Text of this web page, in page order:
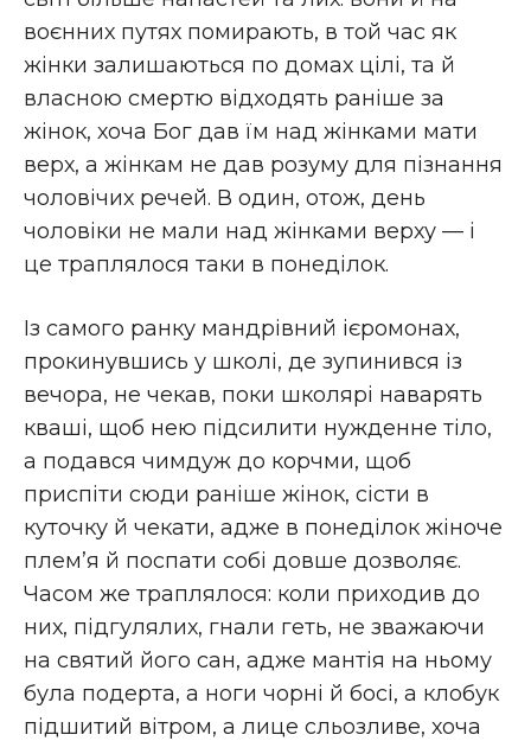
воєнних путях помирають, в той час як
жінки залишаються по домах цілі, та й
власною смертю відходять раніше за
жінок, хоча Бог дав їм над жінками мати
верх, а жінкам не дав розуму для пізнання
чоловічих речей. В один, отож, день
чоловіки не мали над жінками верху — і
це траплялося таки в понеділок.
Із самого ранку мандрівний ієромонах,
прокинувшись у школі, де зупинився із
вечора, не чекав, поки школярі наварять
кваші, щоб нею підсилити нужденне тіло,
а подався чимдуж до корчми, щоб
приспіти сюди раніше жінок, сісти в
куточку й чекати, адже в понеділок жіноче
плем’я й поспати собі довше дозволяє.
Часом же траплялося: коли приходив до
них, підгулялих, гнали геть, не зважаючи
на святий його сан, адже мантія на ньому
була подерта, а ноги чорні й босі, а клобук
підшитий вітром, а лице сльозливе, хоча